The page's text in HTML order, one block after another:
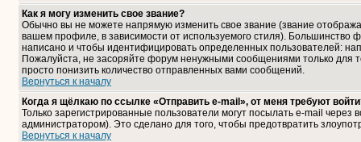
Как я могу изменить свое звание?
Обычно вы не можете напрямую изменить свое звание (звание
вашем профиле, в зависимости от используемого стиля). Большинство
написано и чтобы идентифицировать определенных пользователей:
Пожалуйста, не засоряйте форум ненужными сообщениями только для
просто понизить количество отправленных вами сообщений.
Вернуться к началу
Когда я щёлкаю по ссылке «Отправить e-mail», от меня требуют
Только зарегистрированные пользователи могут посылать e-mail
администратором). Это сделано для того, чтобы предотвратить
Вернуться к началу